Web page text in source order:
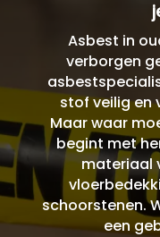
Asbest in
verborgen
stof veilig en
Maar waar
begint met
materiaal
schoorstenen.
een